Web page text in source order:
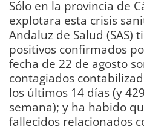
Sólo en la provincia de
explotara esta crisis
Andaluz de Salud (SAS)
positivos confirmados
fecha de 22 de agosto
contagiados
los últimos 14 días (y
semana); y ha habido
fallecidos relacionados